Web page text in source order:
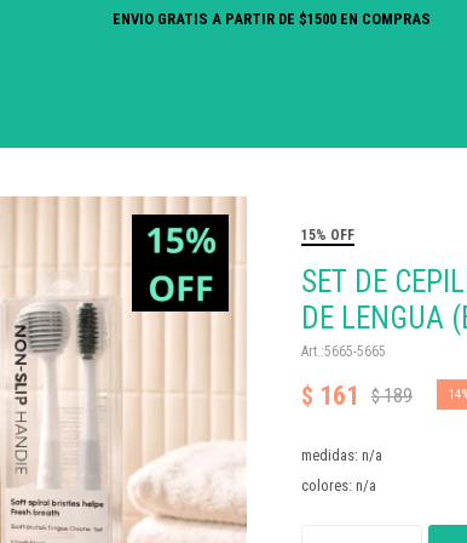
ENVIO GRATIS A PARTIR DE $1500 EN COMPRAS
15% OFF
SET DE
DE LENGUA
5665-5665
$ 161 $189 14
medidas: n/a
colores: n/a